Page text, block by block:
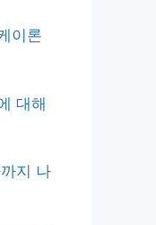
이론
대해
지 나